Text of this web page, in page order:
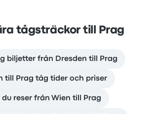
tågsträckor till Prag
biljetter från Dresden till Prag
till Prag tåg tider och priser
du reser från Wien till Prag